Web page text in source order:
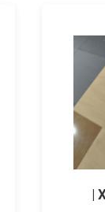
رفع مشکل فیس آیدی آیفون X |